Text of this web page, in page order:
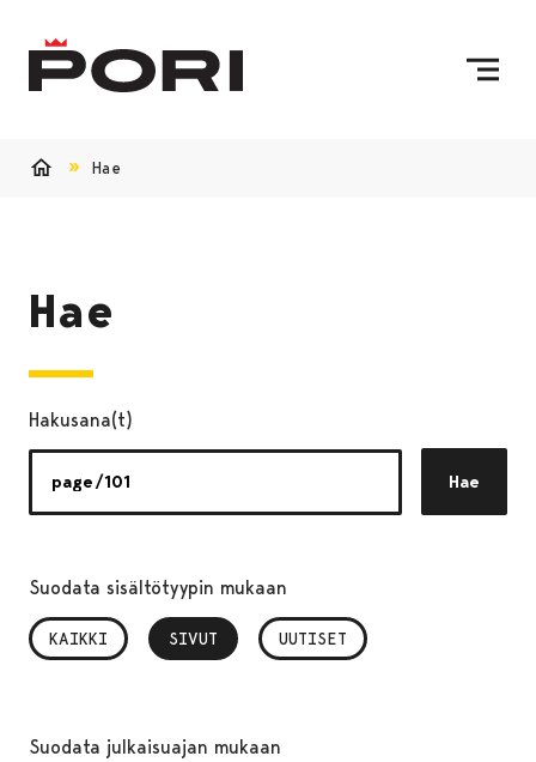
Hae
Hae
Hakusana(t)
Hae
Suodata sisältötyypin mukaan
KAIKKI SIVUT
, VALITTU UUTISET
Suodata julkaisuajan mukaan